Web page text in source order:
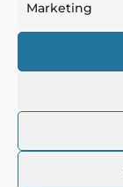
Marketing